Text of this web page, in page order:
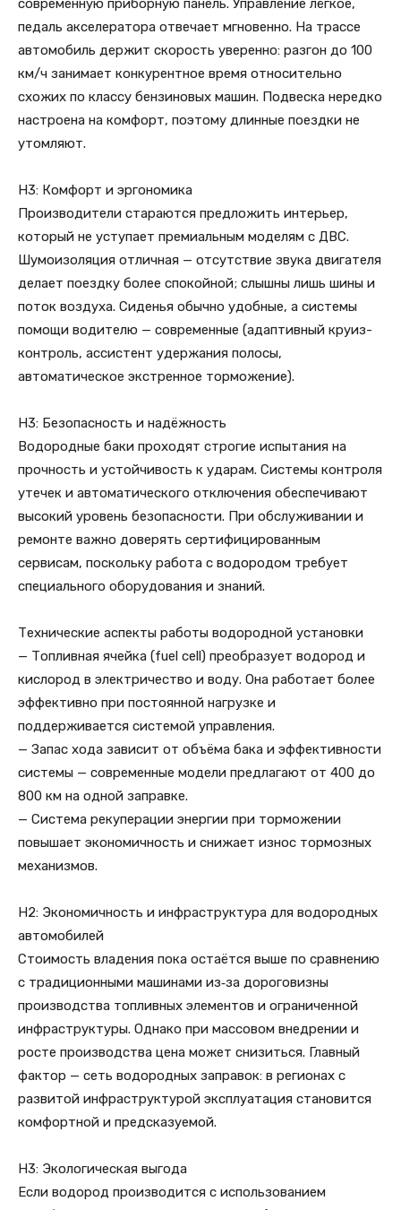
современную приборную панель. Управление лёгкое,
педаль акселератора отвечает мгновенно. На трассе
автомобиль держит скорость уверенно: разгон до 100
км/ч занимает конкурентное время относительно
схожих по классу бензиновых машин. Подвеска нередко
настроена на комфорт, поэтому длинные поездки не
утомляют.
H3: Комфорт и эргономика
Производители стараются предложить интерьер,
который не уступает премиальным моделям с ДВС.
Шумоизоляция отличная — отсутствие звука двигателя
делает поездку более спокойной; слышны лишь шины и
поток воздуха. Сиденья обычно удобные, а системы
помощи водителю — современные (адаптивный круиз-
контроль, ассистент удержания полосы,
автоматическое экстренное торможение).
H3: Безопасность и надёжность
Водородные баки проходят строгие испытания на
прочность и устойчивость к ударам. Системы контроля
утечек и автоматического отключения обеспечивают
высокий уровень безопасности. При обслуживании и
ремонте важно доверять сертифицированным
сервисам, поскольку работа с водородом требует
специального оборудования и знаний.
Технические аспекты работы водородной установки
— Топливная ячейка (fuel cell) преобразует водород и
кислород в электричество и воду. Она работает более
эффективно при постоянной нагрузке и
поддерживается системой управления.
— Запас хода зависит от объёма бака и эффективности
системы — современные модели предлагают от 400 до
800 км на одной заправке.
— Система рекуперации энергии при торможении
повышает экономичность и снижает износ тормозных
механизмов.
H2: Экономичность и инфраструктура для водородных
автомобилей
Стоимость владения пока остаётся выше по сравнению
с традиционными машинами из‑за дороговизны
производства топливных элементов и ограниченной
инфраструктуры. Однако при массовом внедрении и
росте производства цена может снизиться. Главный
фактор — сеть водородных заправок: в регионах с
развитой инфраструктурой эксплуатация становится
комфортной и предсказуемой.
H3: Экологическая выгода
Если водород производится с использованием